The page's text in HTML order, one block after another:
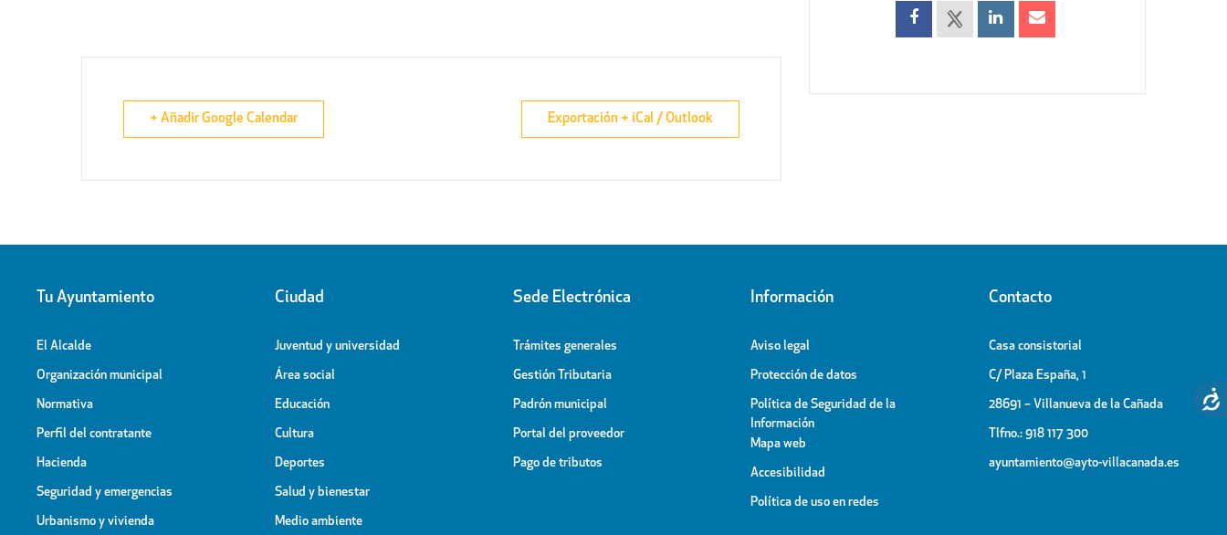
+ Añadir Google Calendar Exportación + iCal / Outlook
Tu Ayuntamiento
El Alcalde
Organización municipal
Normativa
Perfil del contratante
Hacienda
Seguridad y emergencias
Urbanismo y vivienda
Ciudad
Juventud y universidad
Área social
Educación
Cultura
Deportes
Salud y bienestar
Medio ambiente
Sede Electrónica
Trámites generales
Gestión Tributaria
Padrón municipal
Portal del proveedor
Pago de tributos
Información
Aviso legal
Protección de datos
Política de Seguridad de la
Información
Mapa web
Accesibilidad
Política de uso en redes
Contacto
Casa consistorial
C/ Plaza España, 1
28691 – Villanueva de la Cañada
Tlfno.: 918 117 300
ayuntamiento@ayto-villacanada.es